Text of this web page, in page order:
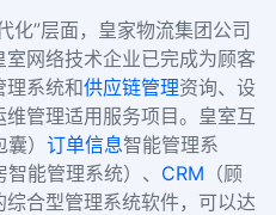
化”层面，皇家物流集团公司
网络技术企业已完成为顾客
理系统和供应链管理资询、设
管理适用服务项目。皇室互
） 订单信息智能管理系
智能管理系统）、 CRM （顾
合型管理系统软件，可以达